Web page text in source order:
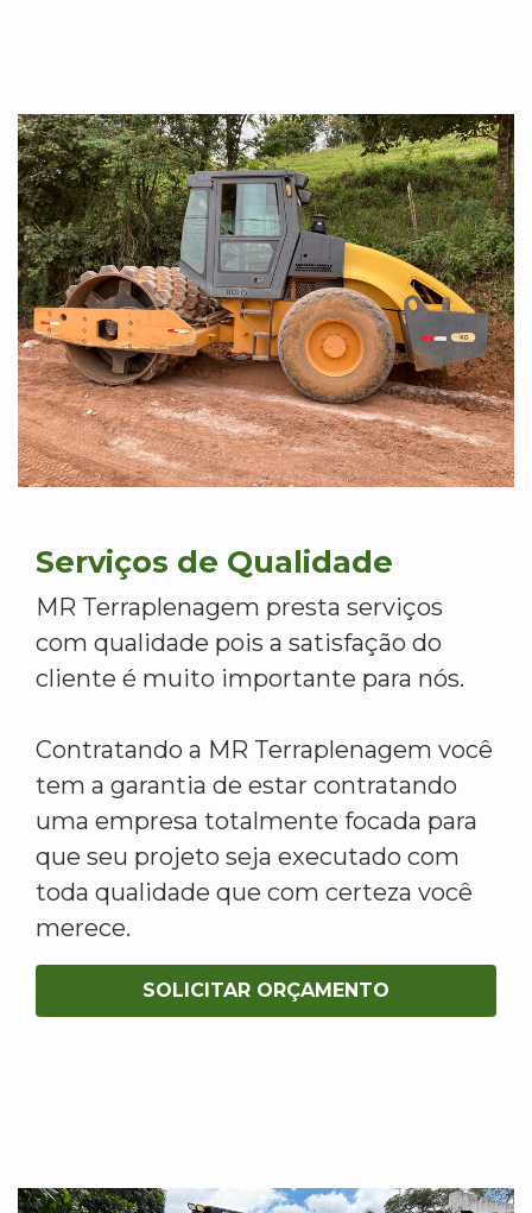
Serviços de Qualidade
MR Terraplenagem presta serviços
com qualidade pois a satisfação do
cliente é muito importante para nós.
Contratando a MR Terraplenagem você
tem a garantia de estar contratando
uma empresa totalmente focada para
que seu projeto seja executado com
toda qualidade que com certeza você
merece.
SOLICITAR ORÇAMENTO